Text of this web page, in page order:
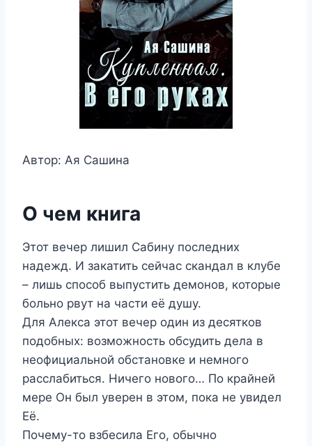
Автор: Ая Сашина
О чем книга
Этот вечер лишил Сабину последних
надежд. И закатить сейчас скандал в клубе
– лишь способ выпустить демонов, которые
больно рвут на части её душу.
Для Алекса этот вечер один из десятков
подобных: возможность обсудить дела в
неофициальной обстановке и немного
расслабиться. Ничего нового… По крайней
мере Он был уверен в этом, пока не увидел
Её.
Почему-то взбесила Его, обычно